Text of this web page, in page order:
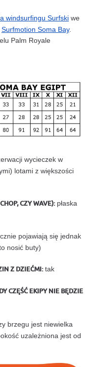
windsurfingu Surfski we
Surfmotion Soma Bay.
Palm Royale
wycieczek w
lotami z większości
CZY WAVE):płaska
pojawiają się jednak
nosić buty)
Z DZIEĆMI:tak
CZĘŚĆ EKIPY NIE BĘDZIE
brzegu jest niewielka
uzależniona jest od